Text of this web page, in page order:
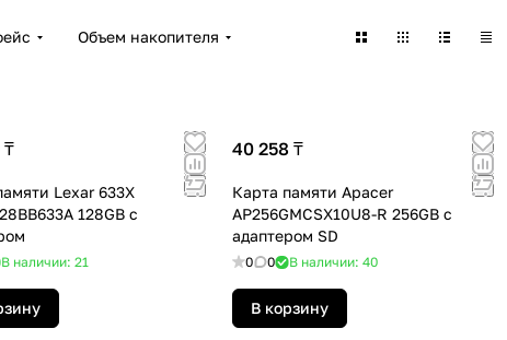
Объем накопителя
₸
Lexar 633X
128GB c
В наличии: 21
40 258 ₸
Карта памяти Apacer
AP256GMCSX10U8-R 256GB с
адаптером SD
0 0 В наличии: 40
В корзину